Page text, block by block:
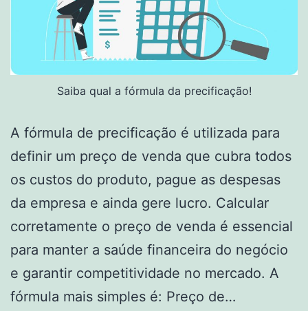
Saiba qual a fórmula da precificação!
A fórmula de precificação é utilizada para
definir um preço de venda que cubra todos
os custos do produto, pague as despesas
da empresa e ainda gere lucro. Calcular
corretamente o preço de venda é essencial
para manter a saúde financeira do negócio
e garantir competitividade no mercado. A
fórmula mais simples é: Preço de…